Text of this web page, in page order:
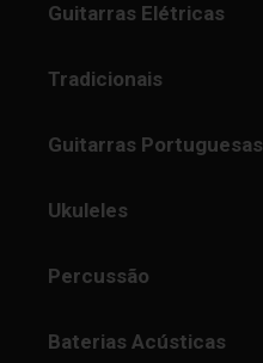
Guitarras Elétricas
Tradicionais
Guitarras Portuguesas
Ukuleles
Percussão
Baterias Acústicas